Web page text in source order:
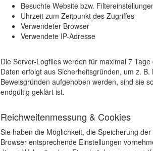
Besuchte Website bzw.
Uhrzeit zum Zeitpunkt des Zugriffes
Verwendeter Browser
Verwendete IP-Adresse
Die Server-Logfiles werden für maximal 7
Daten erfolgt aus Sicherheitsgründen, um z.
Beweisgründen aufgehoben werden, sind sie
endgültig geklärt ist.
Reichweitenmessung & Cookies
Sie haben die Möglichkeit, die Speicherung
Browser entsprechende Einstellungen